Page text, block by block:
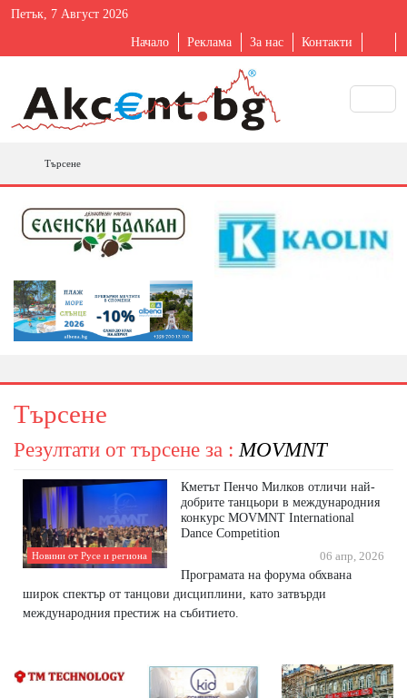
Петък, 7 Август 2026
Начало Реклама За нас Контакти
Търсене
Търсене
Резултати от търсене за :MOVMNT
Новини от Русе и региона
Кметът Пенчо Милков отличи най-
добрите танцьори в международния
конкурс MOVMNT International
Dance Competition
06 апр, 2026
Програмата на форума обхвана
широк спектър от танцови дисциплини, като затвърди
международния престиж на събитието.